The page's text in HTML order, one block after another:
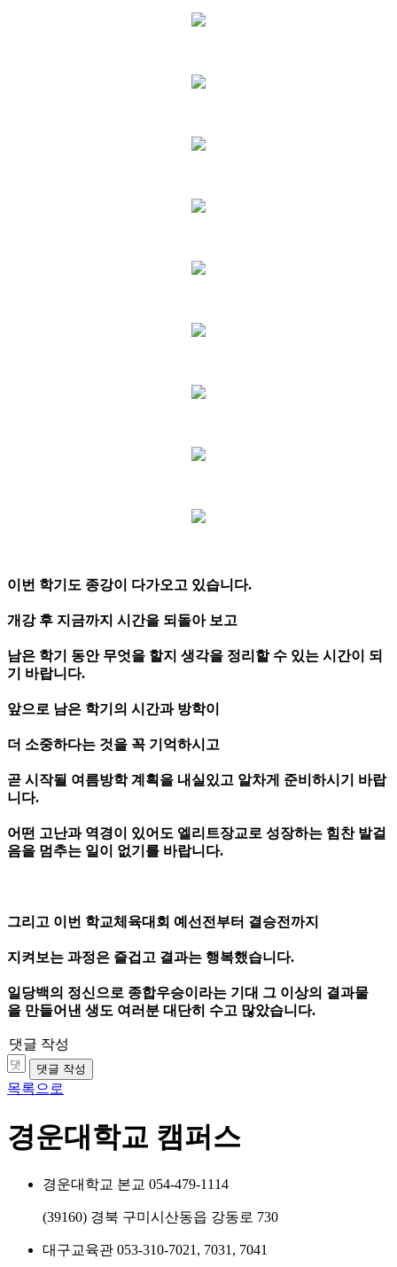
이번 학기도 종강이 다가오고 있습니다.
개강 후 지금까지 시간을 되돌아 보고
남은 학기 동안 무엇을 할지 생각을 정리할 수 있는 시간이
되
기 바랍니다.
앞으로 남은 학기의 시간과 방학이
더 소중하다는 것을 꼭 기억하시고
곧 시작될 여름방학 계획을 내실있고 알차게 준비하시기
바랍
니다.
어떤 고난과 역경이 있어도 엘리트장교로 성장하는 힘찬 발걸
음을 멈추는 일이 없기를 바랍니다.
그리고 이번 학교체육대회 예선전부터 결승전까지
지켜보는 과정은 즐겁고 결과는 행복했습니다.
일당백의 정신으로 종합우승이라는 기대 그 이상의 결과물
을 만들어낸 생도 여러분 대단히 수고 많았습니다.
댓글 작성
댓글 작성
목록으로
경운대학교 캠퍼스
경운대학교 본교 054-479-1114
(39160) 경북 구미시산동읍 강동로 730
대구교육관 053-310-7021, 7031, 7041